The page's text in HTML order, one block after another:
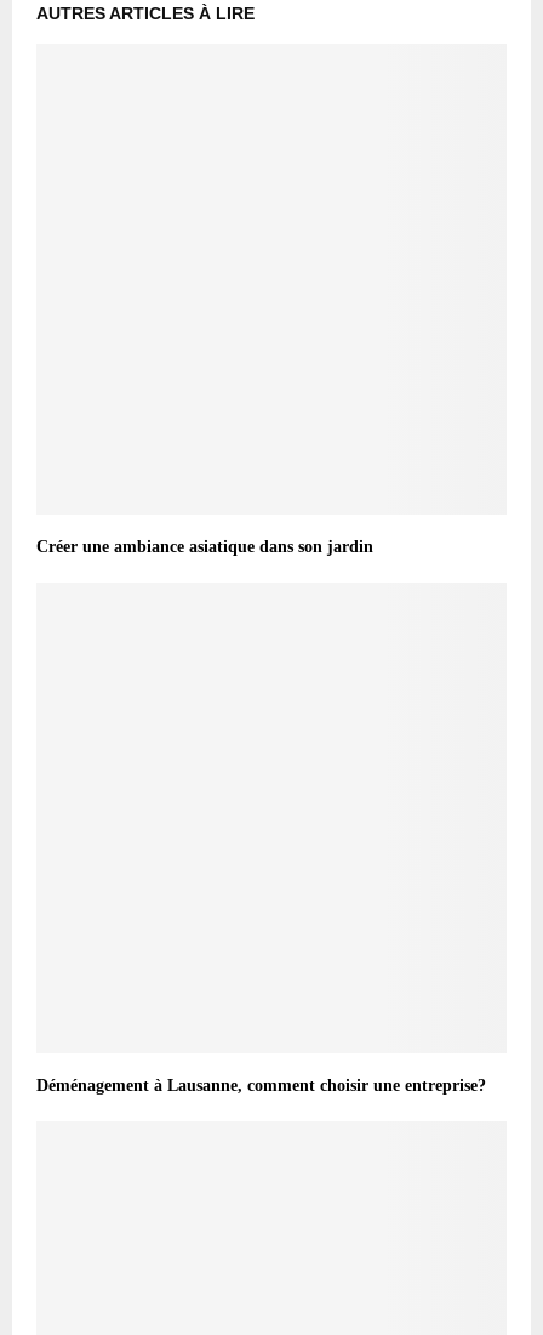
AUTRES ARTICLES À LIRE
Créer une ambiance asiatique dans son jardin
Déménagement à Lausanne, comment choisir une entreprise?